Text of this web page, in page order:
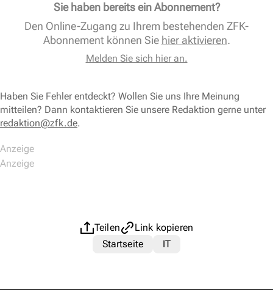
Sie haben bereits ein Abonnement?
Den Online-Zugang zu Ihrem bestehenden ZFK-
Abonnement können Sie hier aktivieren.
Melden Sie sich hier an.
Haben Sie Fehler entdeckt? Wollen Sie uns Ihre Meinung
mitteilen? Dann kontaktieren Sie unsere Redaktion gerne unter
redaktion@zfk.de.
Teilen
Link kopieren
Startseite
IT